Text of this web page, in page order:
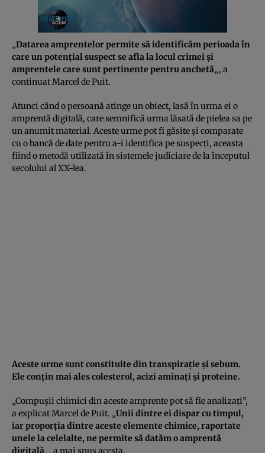
„Datarea amprentelor permite să identificăm perioada în
care un potenţial suspect se afla la locul crimei şi
amprentele care sunt pertinente pentru anchetă„, a
continuat Marcel de Puit.
Atunci când o persoană atinge un obiect, lasă în urma ei o
amprentă digitală, care semnifică urma lăsată de pielea sa pe
un anumit material. Aceste urme pot fi găsite şi comparate
cu o bancă de date pentru a-i identifica pe suspecţi, aceasta
fiind o metodă utilizată în sistemele judiciare de la începutul
secolului al XX-lea.
Aceste urme sunt constituite din transpiraţie şi sebum.
Ele conţin mai ales colesterol, acizi aminaţi şi proteine.
„Compuşii chimici din aceste amprente pot să fie analizaţi”,
a explicat Marcel de Puit. „Unii dintre ei dispar cu timpul,
iar proporţia dintre aceste elemente chimice, raportate
unele la celelalte, ne permite să datăm o amprentă
digitală„, a mai spus acesta.